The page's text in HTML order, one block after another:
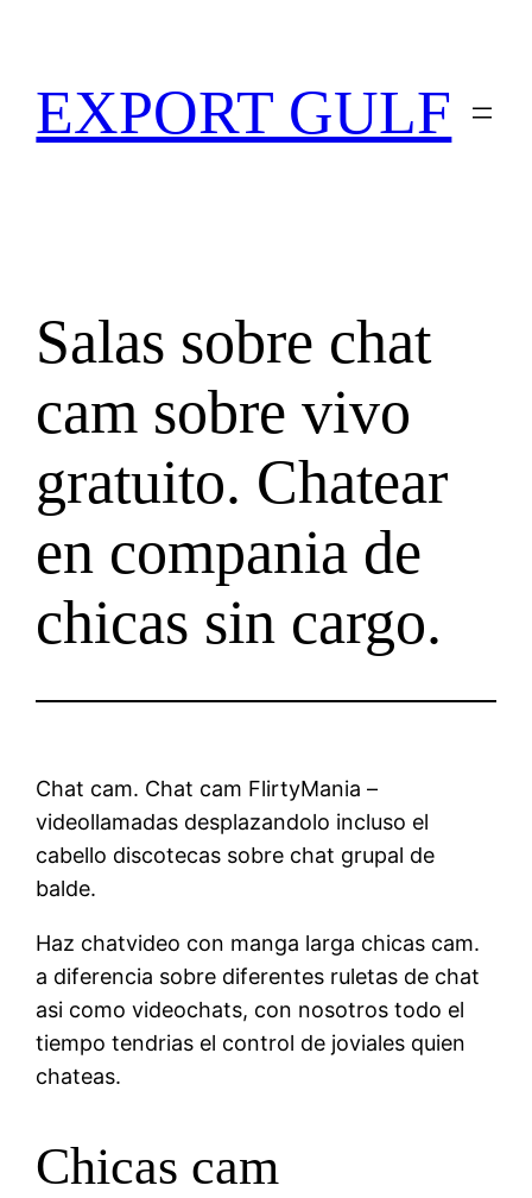
EXPORT GULF
Salas sobre chat
cam sobre vivo
gratuito. Chatear
en compania de
chicas sin cargo.
Chat cam. Chat cam FlirtyMania –
videollamadas desplazandolo incluso el
cabello discotecas sobre chat grupal de
balde.
Haz chatvideo con manga larga chicas cam.
a diferencia sobre diferentes ruletas de chat
asi­ como videochats, con nosotros todo el
tiempo tendri­as el control de joviales quien
chateas.
Chicas cam